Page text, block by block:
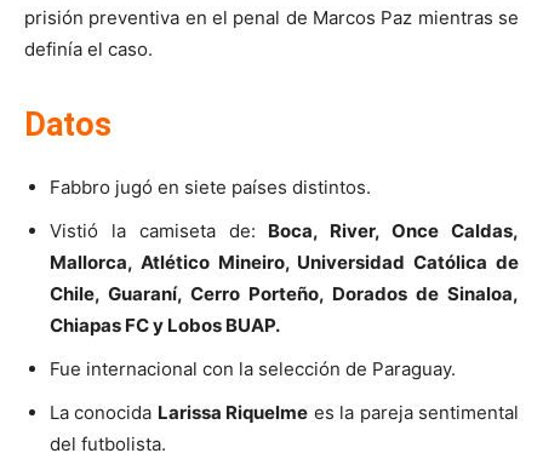
prisión preventiva en el penal de Marcos Paz mientras se
definía el caso.
Datos
Fabbro jugó en siete países distintos.
Vistió la camiseta de: Boca, River, Once Caldas,
Mallorca, Atlético Mineiro, Universidad Católica de
Chile, Guaraní, Cerro Porteño, Dorados de Sinaloa,
Chiapas FC y Lobos BUAP.
Fue internacional con la selección de Paraguay.
La conocida Larissa Riquelme es la pareja sentimental
del futbolista.